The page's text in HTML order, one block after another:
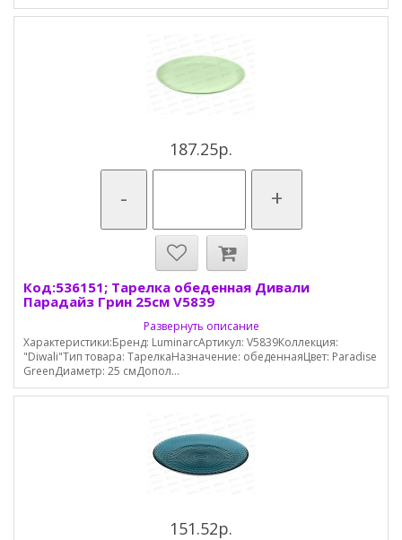
187.25р.
- +
Код:536151; Тарелка обеденная Дивали
Парадайз Грин 25см V5839
Развернуть описание
Характеристики:Бренд: LuminarcАртикул: V5839Коллекция:
"Diwali"Тип товара: ТарелкаНазначение: обеденнаяЦвет: Paradise
GreenДиаметр: 25 смДопол...
151.52р.